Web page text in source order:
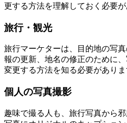
更する方法を理解しておく必要が
旅行・観光
旅行マーケターは、目的地の写
報の更新、地名の修正のために
変更する方法を知る必要がありま
個人の写真撮影
趣味で撮る人も、旅行写真から